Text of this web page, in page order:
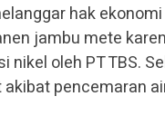
hak
jambu mete
oleh PT TBS.
pencemaran